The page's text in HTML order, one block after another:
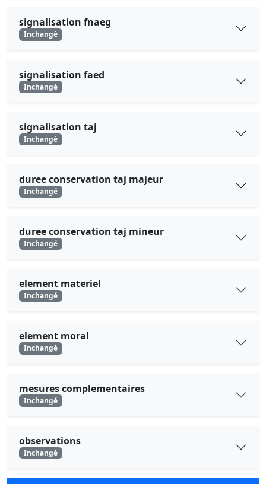
signalisation fnaeg
Inchangé
signalisation faed
Inchangé
signalisation taj
Inchangé
duree conservation taj majeur
Inchangé
duree conservation taj mineur
Inchangé
element materiel
Inchangé
element moral
Inchangé
mesures complementaires
Inchangé
observations
Inchangé